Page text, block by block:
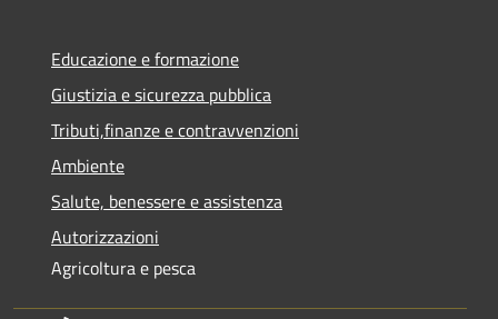
Educazione e formazione
Giustizia e sicurezza pubblica
Tributi,finanze e contravvenzioni
Ambiente
Salute, benessere e assistenza
Autorizzazioni
Agricoltura e pesca